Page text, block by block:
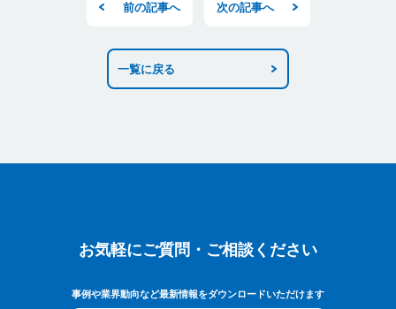
前の記事へ 次の記事へ
一覧に戻る
お気軽にご質問・ご相談ください
お気軽にご質問・ご相談ください
事例や業界動向など最新情報をダウンロードいただけます